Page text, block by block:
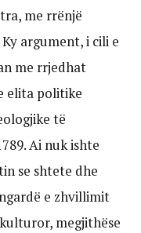
me rrënjë
argument, i cili e
me rrjedhat
elita politike
të
Ai nuk ishte
se shtete dhe
e zhvillimit
megjithëse